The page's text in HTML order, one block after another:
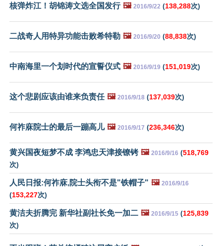
核弹炸江！胡锦涛文选全国发行 🖼️ 2016/9/22 (138,288次)
二战奇人用特异功能击败希特勒 🖼️ 2016/9/20 (88,838次)
中南海里一个划时代的宣誓仪式 🖼️ 2016/9/19 (151,019次)
这个悲剧应该由谁来负责任 🖼️ 2016/9/18 (137,039次)
何祚庥院士的最后一蹦高儿 🖼️ 2016/9/17 (236,346次)
黄兴国夜短梦不成 李鸿忠天津接镣铐 🖼️ 2016/9/16 (518,769
次)
人民日报:何祚庥,院士头衔不是"铁帽子" 🖼️ 2016/9/16
(153,227次)
黄洁夫折腾完 新华社副社长免一加二 🖼️ 2016/9/15 (125,839
次)